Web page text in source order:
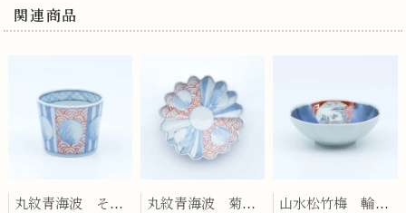
関連商品
丸紋青海波 そば猪口
丸紋青海波 菊形小皿
山水松竹梅 輪花預け鉢